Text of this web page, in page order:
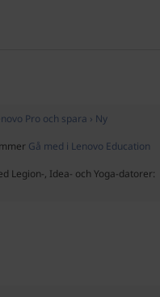
Pro och spara › Ny
Gå med i Lenovo Education
Legion-, Idea- och Yoga-datorer: